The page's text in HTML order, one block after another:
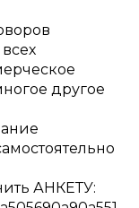
другое
АНКЕТУ: